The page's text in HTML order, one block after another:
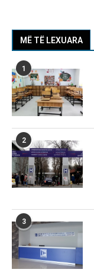
MË TË LEXUARA
1
2
3